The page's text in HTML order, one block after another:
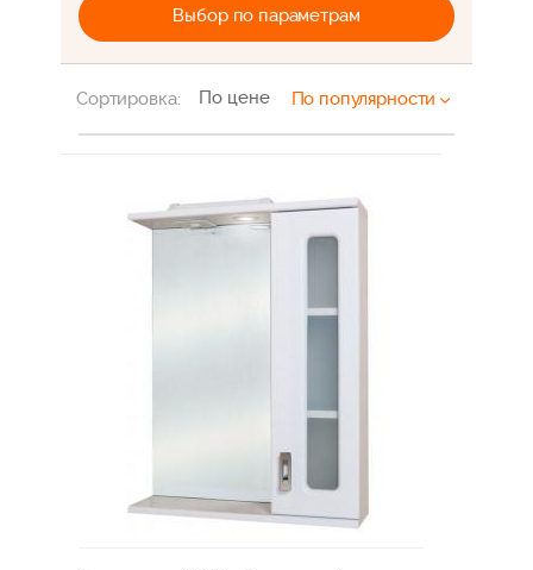
Выбор по параметрам
Сортировка: По цене По популярности